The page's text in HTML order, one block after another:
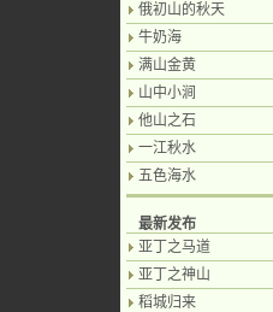
俄初山的秋天
牛奶海
满山金黄
山中小涧
他山之石
一江秋水
五色海水
最新发布
亚丁之马道
亚丁之神山
稻城归来